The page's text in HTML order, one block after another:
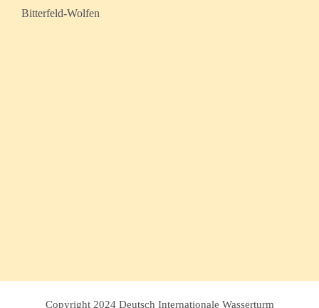
Bitterfeld-Wolfen
Copyright 2024 Deutsch Internationale Wasserturm